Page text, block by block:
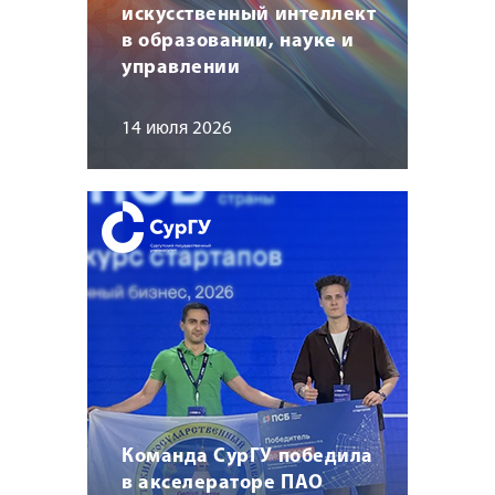
искусственный интеллект
в образовании, науке и
управлении
14 июля 2026
Команда СурГУ победила
в акселераторе ПАО